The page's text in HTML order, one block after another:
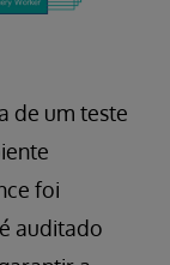
de um teste
foi
auditado